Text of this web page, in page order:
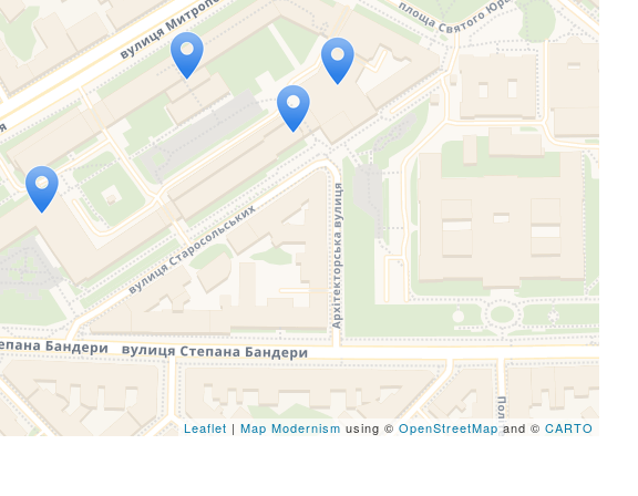
Map is loading...
completely, leafletJS files are missing.
Leaflet | Map Modernism using © OpenStreetMapand © CARTO